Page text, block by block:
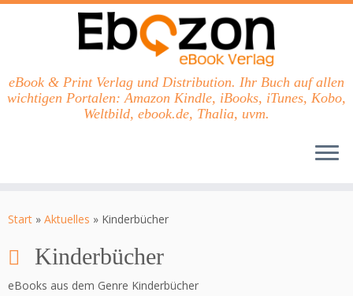
Inhalt
eBook & Print Verlag und Distribution. Ihr Buch auf allen
wichtigen Portalen: Amazon Kindle, iBooks, iTunes, Kobo,
Weltbild, ebook.de, Thalia, uvm.
Start » Aktuelles » Kinderbücher
Kinderbücher
eBooks aus dem Genre Kinderbücher